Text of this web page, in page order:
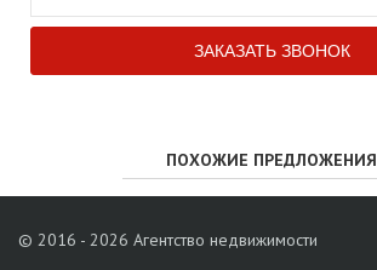
ПОХОЖИЕ ПРЕДЛОЖЕНИЯ
© 2016 - 2026 Агентство недвижимости